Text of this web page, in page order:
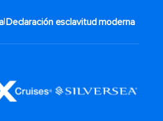
|Declaración esclavitud moderna